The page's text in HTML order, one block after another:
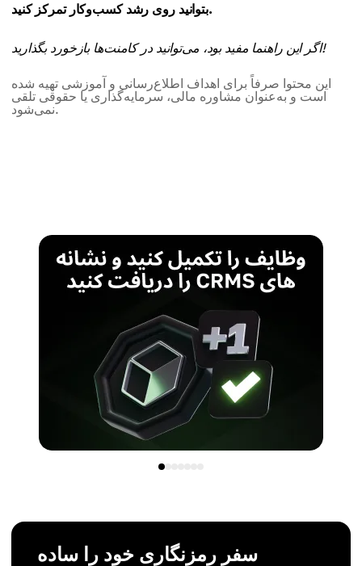
بتوانید روی رشد کسب‌وکار تمرکز کنید.
اگر این راهنما مفید بود، می‌توانید در کامنت‌ها بازخورد بگذارید!
این محتوا صرفاً برای اهداف اطلاع‌رسانی و آموزشی تهیه شده
است و به‌عنوان مشاوره مالی، سرمایه‌گذاری یا حقوقی تلقی
نمی‌شود.
سفر رمزنگاری خود را ساده